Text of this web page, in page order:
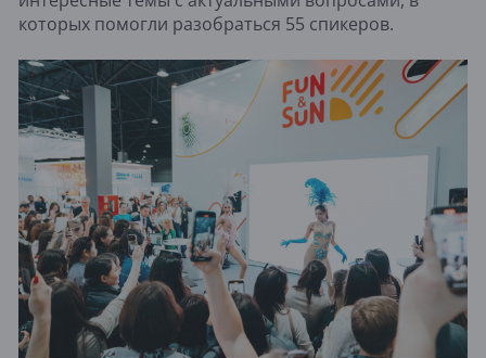
которых помогли разобраться 55 спикеров.